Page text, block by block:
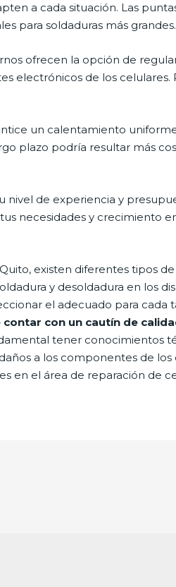
a cada situación. Las
para soldaduras más grandes.
ofrecen la opción de
electrónicos de los
un calentamiento
plazo podría resultar más
de experiencia y
necesidades y crecimiento
existen diferentes tipos
y desoldadura en los
el adecuado para cada
con un cautín de
tener conocimientos
a los componentes de los
en el área de reparación de